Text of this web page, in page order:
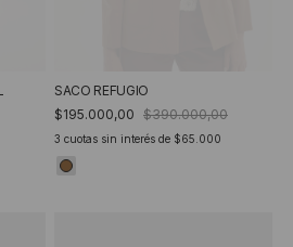
SACO REFUGIO
$195.000,00 $390.000,00
3 cuotas sin interés de $65.000